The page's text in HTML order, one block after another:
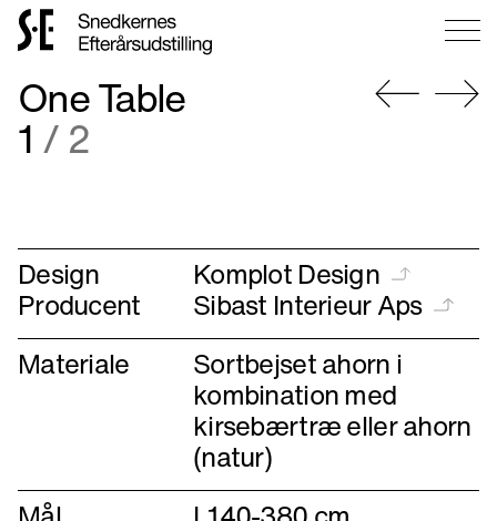
til
forsiden
One Table
1 / 2
Design Komplot Design
Producent
Sibast Interieur Aps
Materiale
Sortbejset ahorn i
kombination med
kirsebærtræ eller ahorn
(natur)